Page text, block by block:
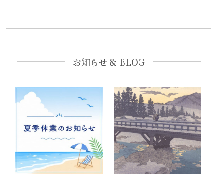
お知らせ & BLOG